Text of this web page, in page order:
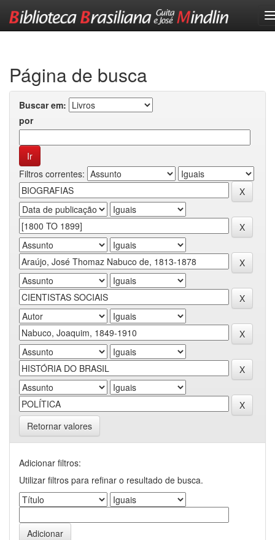
Página de busca
Buscar em:
por
Filtros correntes:
Retornar valores
Adicionar filtros:
Utilizar filtros para refinar o resultado de busca.